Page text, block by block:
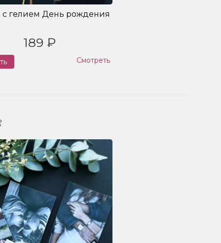
гелием День рождения
189 ₽
Смотреть